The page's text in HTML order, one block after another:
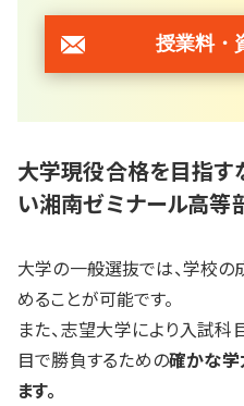
授業料・
大学現役合格を目指す
い湘南ゼミナール高等
大学の一般選抜では、学校
めることが可能です。
また、志望大学により入試
目で勝負するための確かな学
ます。